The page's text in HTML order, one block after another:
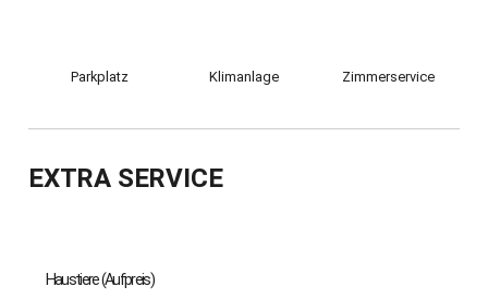
Parkplatz Klimanlage Zimmerservice
EXTRA SERVICE
Haustiere (Aufpreis)